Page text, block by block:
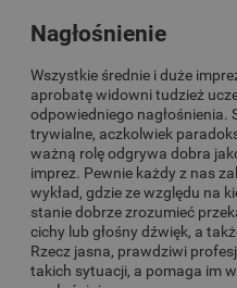
Nagłośnienie
Wszystkie średnie i duże
aprobatę widowni tudzież
odpowiedniego nagłośnienia.
trywialne, aczkolwiek
ważną rolę odgrywa dobra
imprez. Pewnie każdy z nas
wykład, gdzie ze względu na
stanie dobrze zrozumieć
cichy lub głośny dźwięk, a
Rzecz jasna, prawdziwi
takich sytuacji, a pomaga im